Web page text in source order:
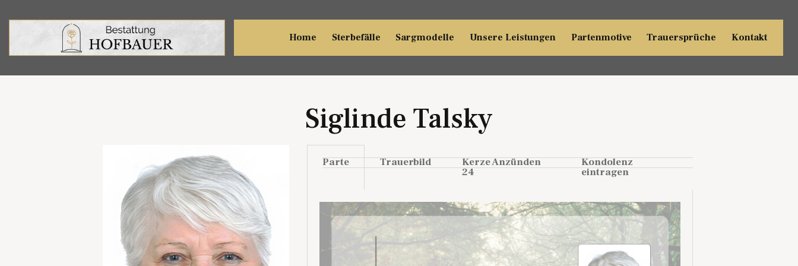
Home Sterbefälle Sargmodelle Unsere Leistungen Partenmotive Trauersprüche Kontakt
Siglinde Talsky
Parte Trauerbild Kerze Anzünden
24
Kondolenz
eintragen